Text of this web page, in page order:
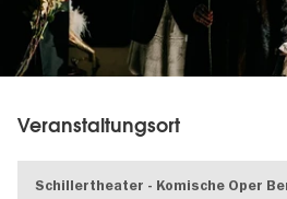
Veranstaltungsort
Schillertheater - Komische Oper